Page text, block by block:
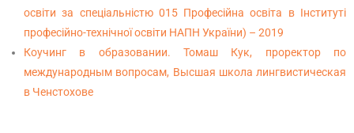
освіти за спеціальністю 015 Професійна освіта в Інституті
професійно-технічної освіти НАПН України) – 2019
Коучинг в образовании. Томаш Кук, проректор по
международным вопросам, Высшая школа лингвистическая
в Ченстохове